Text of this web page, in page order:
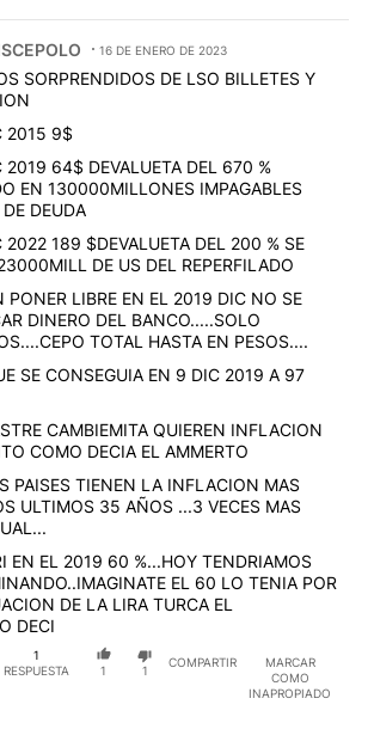
DISCEPOLO.
16 DE ENERO DE 2023
SORPRENDIDOS DE LSO BILLETES Y
2015 9$
2019 64$ DEVALUETA DEL 670 %
EN 130000MILLONES IMPAGABLES
DEUDA
2022 189 $DEVALUETA DEL 200 % SE
DE US DEL REPERFILADO
PONER LIBRE EN EL 2019 DIC NO SE
DINERO DEL BANCO.....SOLO
TOTAL HASTA EN PESOS....
SE CONSEGUIA EN 9 DIC 2019 A 97
CAMBIEMITA QUIEREN INFLACION
COMO DECIA EL AMMERTO
PAISES TIENEN LA INFLACION MAS
ULTIMOS 35 AÑOS ...3 VECES MAS
EN EL 2019 60 %...HOY TENDRIAMOS
EL 60 LO TENIA POR
DE LA LIRA TURCA EL
DECI
1
RESPUESTA
1 1
COMPARTIR
MARCAR
COMO
INAPROPIADO